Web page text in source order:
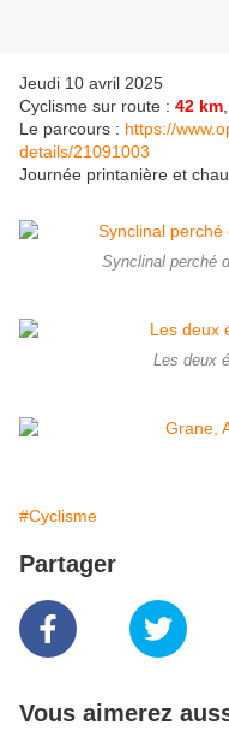
Jeudi 10 avril 2025
Cyclisme sur route : 42 km
Le parcours : https://
details/21091003
Journée printanière et
Synclinal perché
Les deux
#Cyclisme
Partager
Vous aimerez